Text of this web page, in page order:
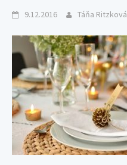
9.12.2016 Táňa Ritzková